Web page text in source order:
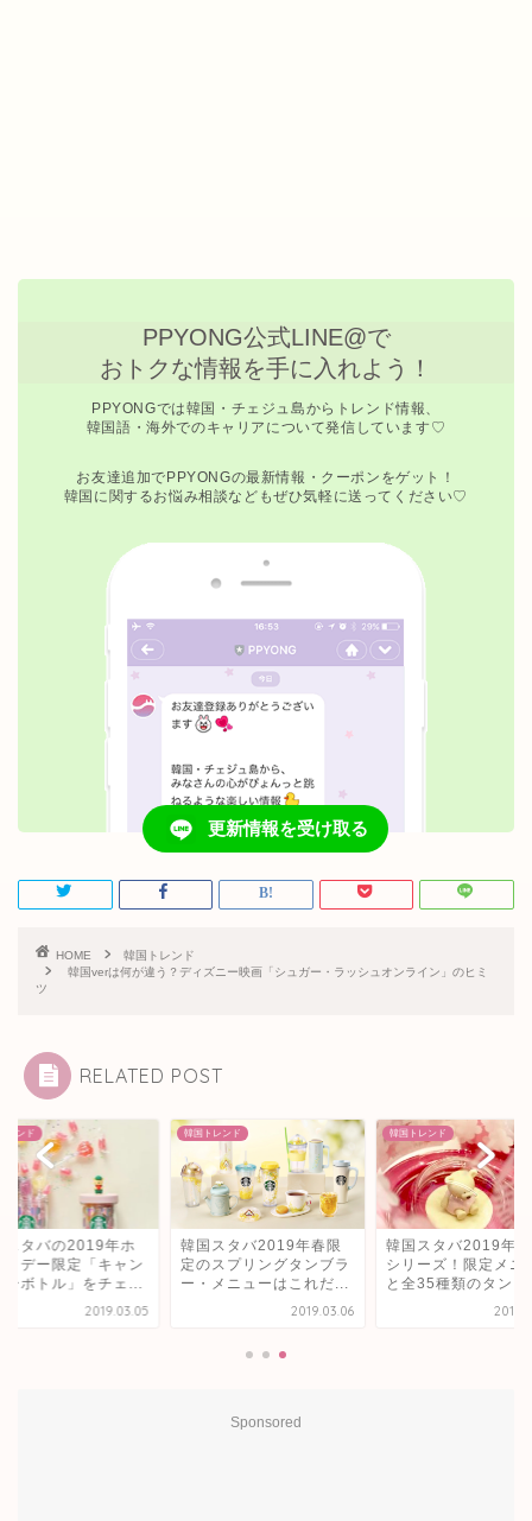
PPYONG公式LINE@で
おトクな情報を手に入れよう！
PPYONGでは韓国・チェジュ島からトレンド情報、
韓国語・海外でのキャリアについて発信しています♡
お友達追加でPPYONGの最新情報・クーポンをゲット！
韓国に関するお悩み相談などもぜひ気軽に送ってください♡
更新情報を受け取る
HOME
韓国トレンド
韓国verは何が違う？ディズニー映画「シュガー・ラッシュオンライン」のヒミ
ツ
RELATED POST
レンド
スタバの2019年ホ
トデー限定「キャン
ーボトル」をチェ...
2019.03.05
韓国トレンド
韓国スタバ2019年春限
定のスプリングタンブラ
ー・メニューはこれだ...
2019.03.06
韓国トレンド
韓国スタバ2019年
シリーズ！限定メニ
と全35種類のタンブ
Sponsored